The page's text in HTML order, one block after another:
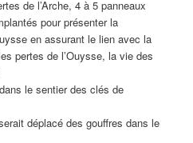
de l’Arche, 4 à 5 panneaux
pour présenter la
en assurant le lien avec la
pertes de l’Ouysse, la vie des
le sentier des clés de
déplacé des gouffres dans le